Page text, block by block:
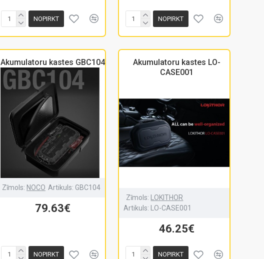
NOPIRKT NOPIRKT
Akumulatoru kastes GBC104
Zīmols: NOCO Artikuls: GBC104
79.63€
NOPIRKT
Akumulatoru kastes LO-
CASE001
Zīmols:
LOKITHOR
Artikuls:
LO-CASE001
46.25€
NOPIRKT